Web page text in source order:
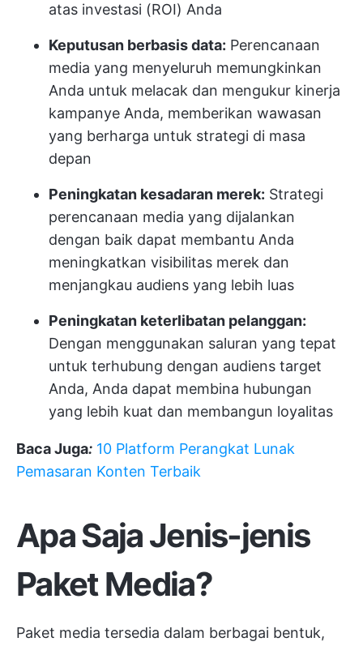
atas investasi (ROI) Anda
Keputusan berbasis data: Perencanaan
media yang menyeluruh memungkinkan
Anda untuk melacak dan mengukur kinerja
kampanye Anda, memberikan wawasan
yang berharga untuk strategi di masa
depan
Peningkatan kesadaran merek: Strategi
perencanaan media yang dijalankan
dengan baik dapat membantu Anda
meningkatkan visibilitas merek dan
menjangkau audiens yang lebih luas
Peningkatan keterlibatan pelanggan:
Dengan menggunakan saluran yang tepat
untuk terhubung dengan audiens target
Anda, Anda dapat membina hubungan
yang lebih kuat dan membangun loyalitas
Baca Juga: 10 Platform Perangkat Lunak
Pemasaran Konten Terbaik
Apa Saja Jenis-jenis
Paket Media?
Paket media tersedia dalam berbagai bentuk,